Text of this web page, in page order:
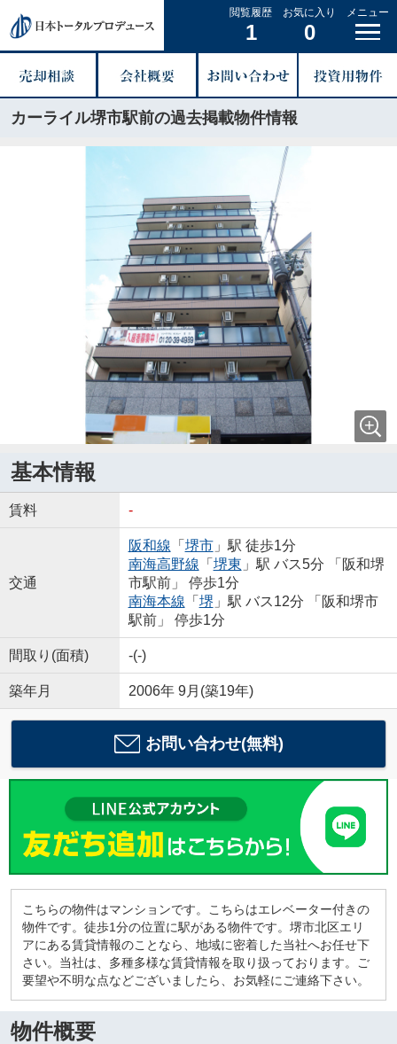
閲覧履歴
1
お気に入り
0
メニュー
カーライル堺市駅前の過去掲載物件情報
基本情報
賃料 -
交通
阪和線 「 堺市」駅 徒歩1分
南海高野線 「 堺東 」駅 バス5分 「阪和堺
市駅前」 停歩1分
南海本線 「 堺 」駅 バス12分 「阪和堺市
駅前」 停歩1分
間取り(面積) -(-)
築年月 2006年 9月(築19年)
お問い合わせ(無料)
こちらの物件はマンションです。こちらはエレベーター付きの
物件です。徒歩1分の位置に駅がある物件です。堺市北区エリ
アにある賃貸情報のことなら、地域に密着した当社へお任せ下
さい。当社は、多種多様な賃貸情報を取り扱っております。ご
要望や不明な点などございましたら、お気軽にご連絡下さい。
物件概要